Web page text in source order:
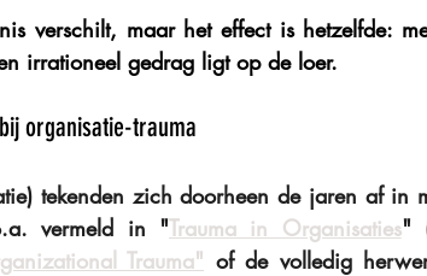
verschilt, maar het effect is hetzelfde:
irrationeel gedrag ligt op de loer.
organisatie-trauma
tekenden zich doorheen de jaren af in
vermeld in "Trauma in Organisaties
Trauma" of de volledig